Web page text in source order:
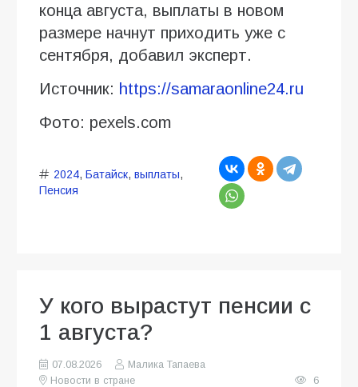
конца августа, выплаты в новом
размере начнут приходить уже с
сентября, добавил эксперт.
Источник: https://samaraonline24.ru
Фото: pexels.com
2024, Батайск, выплаты,
Пенсия
У кого вырастут пенсии с
1 августа?
07.08.2026
Малика Тапаева
Новости в стране
6